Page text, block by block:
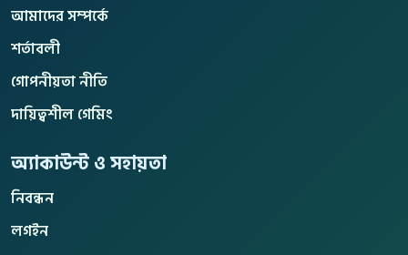
আমাদের সম্পর্কে
শর্তাবলী
গোপনীয়তা নীতি
দায়িত্বশীল গেমিং
অ্যাকাউন্ট ও সহায়তা
নিবন্ধন
লগইন